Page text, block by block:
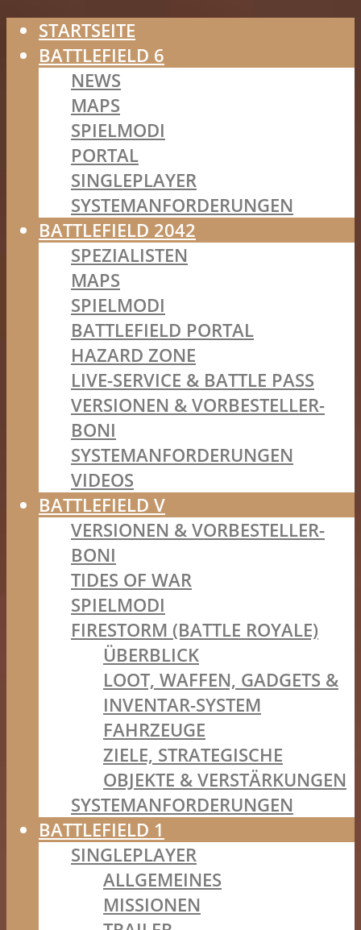
STARTSEITE
BATTLEFIELD 6
NEWS
MAPS
SPIELMODI
PORTAL
SINGLEPLAYER
SYSTEMANFORDERUNGEN
BATTLEFIELD 2042
SPEZIALISTEN
MAPS
SPIELMODI
BATTLEFIELD PORTAL
HAZARD ZONE
LIVE-SERVICE & BATTLE PASS
VERSIONEN & VORBESTELLER-
BONI
SYSTEMANFORDERUNGEN
VIDEOS
BATTLEFIELD V
VERSIONEN & VORBESTELLER-
BONI
TIDES OF WAR
SPIELMODI
FIRESTORM (BATTLE ROYALE)
ÜBERBLICK
LOOT, WAFFEN, GADGETS &
INVENTAR-SYSTEM
FAHRZEUGE
ZIELE, STRATEGISCHE
OBJEKTE & VERSTÄRKUNGEN
SYSTEMANFORDERUNGEN
BATTLEFIELD 1
SINGLEPLAYER
ALLGEMEINES
MISSIONEN